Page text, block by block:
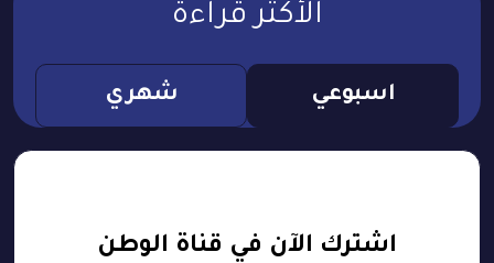
الأكثر قراءة
اسبوعي شهري
اشترك الآن في قناة الوطن